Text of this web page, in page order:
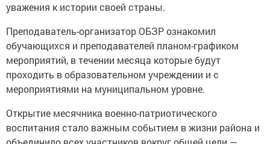
уважения к истории своей страны.
Преподаватель-организатор ОБЗР ознакомил
обучающихся и преподавателей планом-графиком
мероприятий, в течении месяца которые будут
проходить в образовательном учреждении и с
мероприятиями на муниципальном уровне.
Открытие месячника военно-патриотического
воспитания стало важным событием в жизни района и